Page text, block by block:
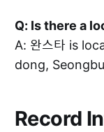
Q: Is there a
A: 완스타 is
dong,
Record